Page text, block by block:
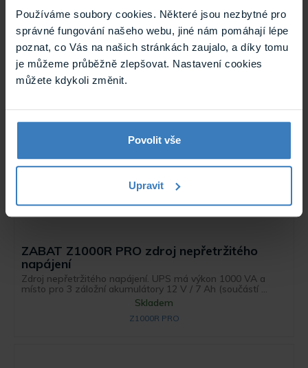
Používáme soubory cookies. Některé jsou nezbytné pro
správné fungování našeho webu, jiné nám pomáhají lépe
poznat, co Vás na našich stránkách zaujalo, a díky tomu
je můžeme průběžně zlepšovat. Nastavení cookies
můžete kdykoli změnit.
Povolit vše
Upravit
ZABAT Z1000T PRO zdroj nepřetržitého
napájení
Zdroj nepřetržitého napájení. UPS má výkon 1000 VA a
místo pro 3 záložní akumulátory 12 V / 7 Ah (součástí
zařízení). ...
Skladem
ZABAT Z1000R PRO zdroj nepřetržitého
napájení
Zdroj nepřetržitého napájení. UPS má výkon 1000 VA a
místo pro 3 záložní akumulátory 12 V / 7 Ah (součástí ...
Skladem
Z1000R PRO